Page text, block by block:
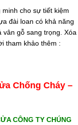
cho sự tiết kiệm
đài loan có khả năng
gỗ sang trọng. Xóa
tham khảo thêm :
Chống Cháy –
CÔNG TY CHÚNG